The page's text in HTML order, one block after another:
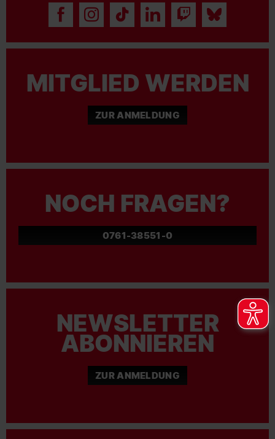
MITGLIED WERDEN
ZUR ANMELDUNG
NOCH FRAGEN?
0761-38551-0
NEWSLETTER
ABONNIEREN
ZUR ANMELDUNG